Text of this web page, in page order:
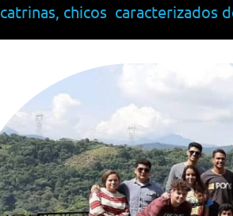
catrinas, chicos caracterizados